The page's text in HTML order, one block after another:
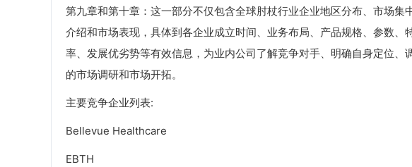
第九章和第十章：这一部分不仅包含全球肘杖行业企业地区分布、市场集
介绍和市场表现，具体到各企业成立时间、业务布局、产品规格、参数、
率、发展优劣势等有效信息，为业内公司了解竞争对手、明确自身定位、
的市场调研和市场开拓。
主要竞争企业列表:
Bellevue Healthcare
EBTH